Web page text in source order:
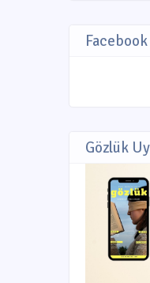
Facebook
Gözlük